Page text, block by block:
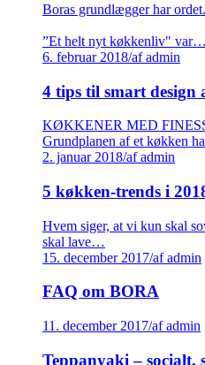
Boras grundlægger har ordet.
”Et helt nyt køkkenliv" var…
6. februar 2018/af admin
4 tips til smart design
KØKKENER MED
Grundplanen af et køkken
2. januar 2018/af admin
5 køkken-trends i
Hvem siger, at vi kun skal
skal lave…
15. december 2017/af admin
FAQ om BORA
11. december 2017/af admin
Teppanyaki – socialt,